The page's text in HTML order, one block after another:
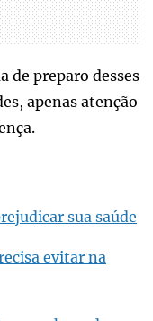
de preparo desses
apenas atenção
sua saúde
evitar na